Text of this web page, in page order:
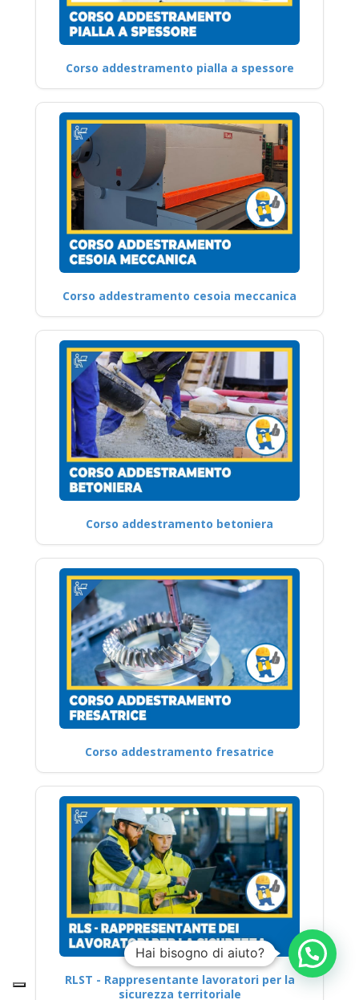
Corso addestramento pialla a spessore
Corso addestramento cesoia meccanica
Corso addestramento betoniera
Corso addestramento fresatrice
RLST - Rappresentante lavoratori per la
sicurezza territoriale
Hai bisogno di aiuto?